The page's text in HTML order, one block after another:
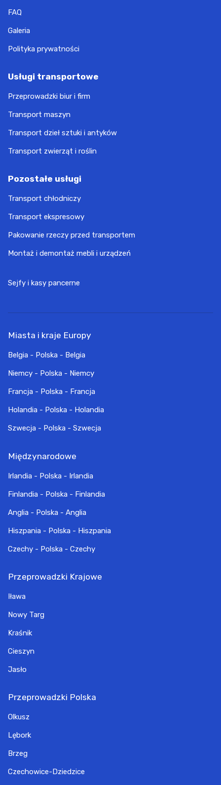
FAQ
Galeria
Polityka prywatności
Usługi transportowe
Przeprowadzki biur i firm
Transport maszyn
Transport dzieł sztuki i antyków
Transport zwierząt i roślin
Pozostałe usługi
Transport chłodniczy
Transport ekspresowy
Pakowanie rzeczy przed transportem
Montaż i demontaż mebli i urządzeń
Sejfy i kasy pancerne
Miasta i kraje Europy
Belgia - Polska - Belgia
Niemcy - Polska - Niemcy
Francja - Polska - Francja
Holandia - Polska - Holandia
Szwecja - Polska - Szwecja
Międzynarodowe
Irlandia - Polska - Irlandia
Finlandia - Polska - Finlandia
Anglia - Polska - Anglia
Hiszpania - Polska - Hiszpania
Czechy - Polska - Czechy
Przeprowadzki Krajowe
Iława
Nowy Targ
Kraśnik
Cieszyn
Jasło
Przeprowadzki Polska
Olkusz
Lębork
Brzeg
Czechowice-Dziedzice